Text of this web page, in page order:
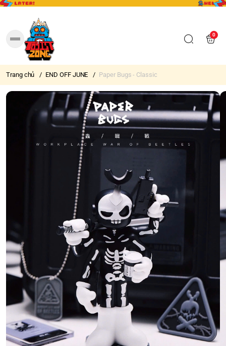
0
Trang chủ / END OFF JUNE / Paper Bugs - Classic